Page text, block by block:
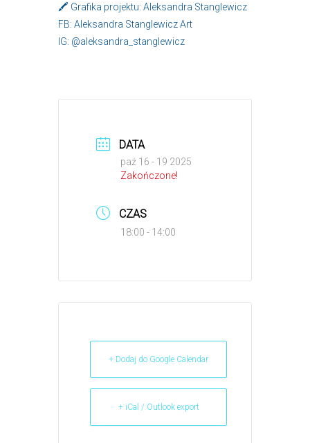
🖍 Grafika projektu: Aleksandra Stanglewicz
FB: Aleksandra Stanglewicz Art
IG: @aleksandra_stanglewicz
DATA
paź 16 - 19 2025
Zakończone!
CZAS
18:00 - 14:00
+ Dodaj do Google Calendar
+ iCal / Outlook export